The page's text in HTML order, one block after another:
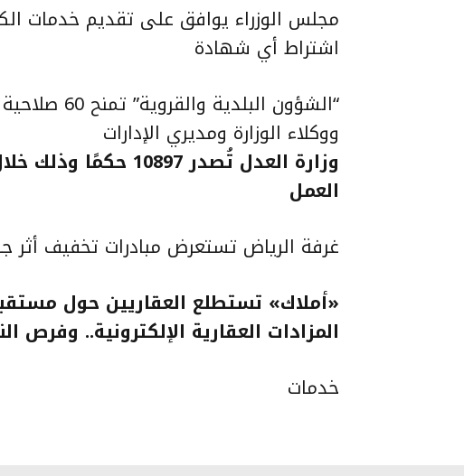
مجلس الوزراء يوافق على تقديم خدمات
اشتراط أي شهادة
“الشؤون
ووكلاء الوزارة ومديري الإدارات
وزارة العدل تُصدر
العمل
غرفة الرياض تستعرض مبادرات تخفيف أثر
«أملاك» تستطلع العقاريين حول
المزادات العقارية الإلكترونية.. وفرص
خدمات